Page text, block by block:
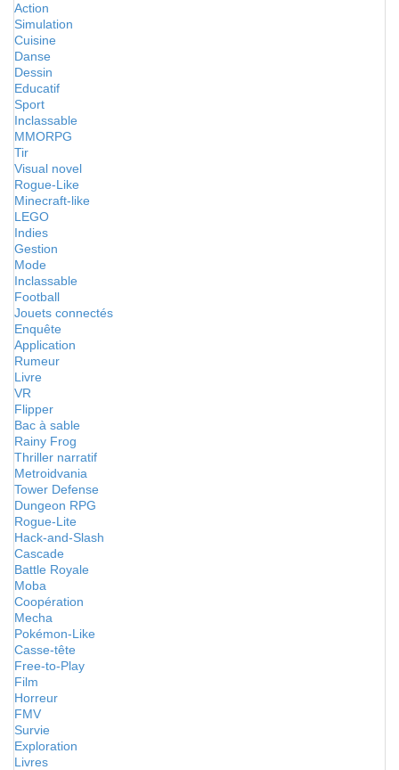
Action
Simulation
Cuisine
Danse
Dessin
Educatif
Sport
Inclassable
MMORPG
Tir
Visual novel
Rogue-Like
Minecraft-like
LEGO
Indies
Gestion
Mode
Inclassable
Football
Jouets connectés
Enquête
Application
Rumeur
Livre
VR
Flipper
Bac à sable
Rainy Frog
Thriller narratif
Metroidvania
Tower Defense
Dungeon RPG
Rogue-Lite
Hack-and-Slash
Cascade
Battle Royale
Moba
Coopération
Mecha
Pokémon-Like
Casse-tête
Free-to-Play
Film
Horreur
FMV
Survie
Exploration
Livres